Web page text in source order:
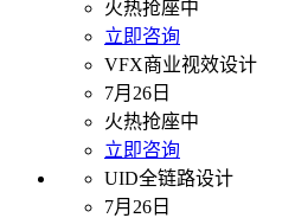
火热抢座中
立即咨询
VFX商业视效设计
7月26日
火热抢座中
立即咨询
UID全链路设计
7月26日